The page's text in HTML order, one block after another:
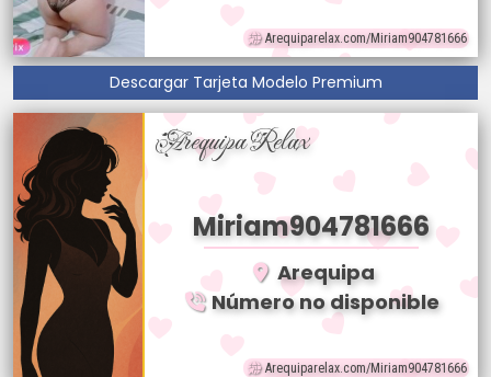
Arequiparelax.com/Miriam904781666
Descargar Tarjeta Modelo Premium
Arequipa Relax
Miriam904781666
Arequipa
Número no disponible
Arequiparelax.com/Miriam904781666